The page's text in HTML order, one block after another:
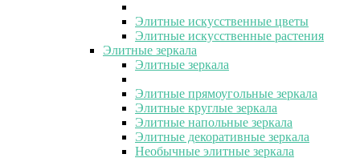
Элитные искусственные цветы
Элитные искусственные растения
Элитные зеркала
Элитные зеркала
Элитные прямоугольные зеркала
Элитные круглые зеркала
Элитные напольные зеркала
Элитные декоративные зеркала
Необычные элитные зеркала